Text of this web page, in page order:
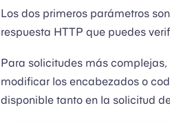
Los dos primeros parámetros
respuesta HTTP que puedes
Para solicitudes más
modificar los encabezados o
disponible tanto en la solicitud